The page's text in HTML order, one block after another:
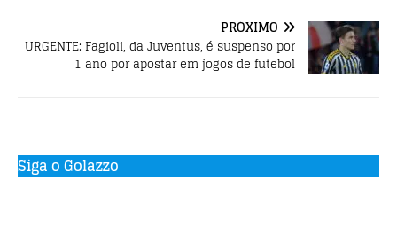
PRÓXIMO
URGENTE: Fagioli, da Juventus, é suspenso por
1 ano por apostar em jogos de futebol
Siga o Golazzo